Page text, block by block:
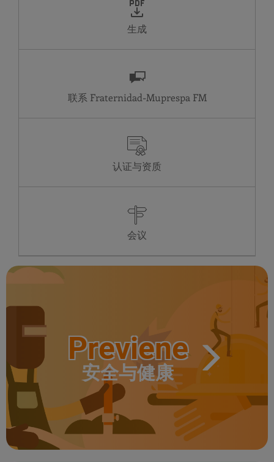
生成
联系 Fraternidad-Muprespa
认证与资质
会议
Previene
安全与健康